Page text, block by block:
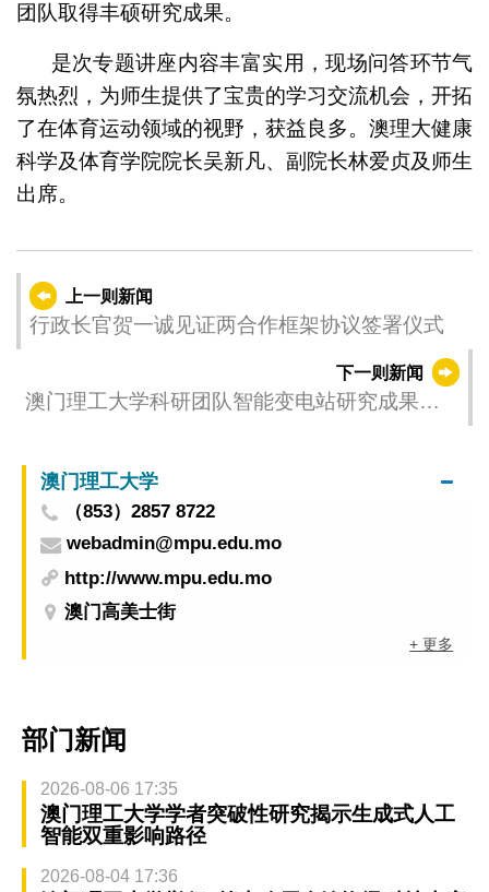
团队取得丰硕研究成果。
是次专题讲座内容丰富实用，现场问答环节气
氛热烈，为师生提供了宝贵的学习交流机会，开拓
了在体育运动领域的视野，获益良多。澳理大健康
科学及体育学院院长吴新凡、副院长林爱贞及师生
出席。
上一则新闻
行政长官贺一诚见证两合作框架协议签署仪式
下一则新闻
澳门理工大学科研团队智能变电站研究成果刊
澳门理工大学
（853）2857 8722
webadmin@mpu.edu.mo
http://www.mpu.edu.mo
澳门高美士街
+ 更多
部门新闻
2026-08-06 17:35
澳门理工大学学者突破性研究揭示生成式人工
智能双重影响路径
2026-08-04 17:36